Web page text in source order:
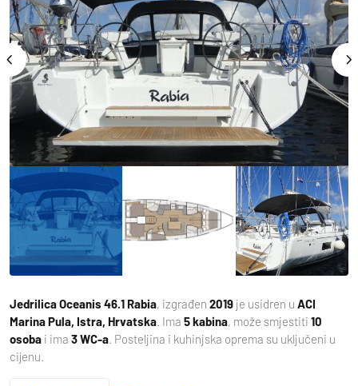
JedrilicaOceanis 46.1 Rabia, izgrađen 2019 je usidren u ACI
Marina Pula, Istra, Hrvatska. Ima 5 kabina, može smjestiti 10
osoba i ima 3 WC-a. Posteljina i kuhinjska oprema su uključeni u
cijenu.